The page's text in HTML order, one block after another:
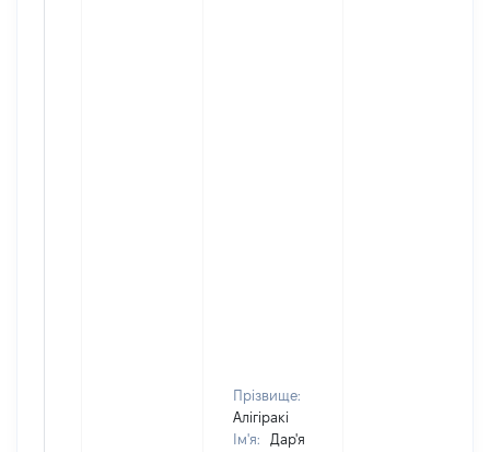
Прізвище:
Алігіракі
Ім'я:
Дар'я